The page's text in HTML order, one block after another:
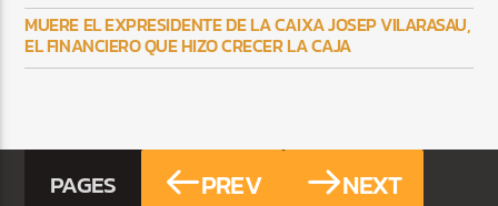
MUERE EL EXPRESIDENTE DE LA CAIXA JOSEP VILARASAU,
EL FINANCIERO QUE HIZO CRECER LA CAJA
PAGES PREV NEXT